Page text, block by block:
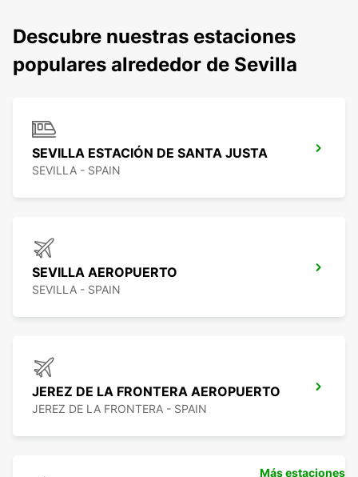
Descubre nuestras estaciones
populares alrededor de Sevilla
SEVILLA ESTACIÓN DE SANTA JUSTA
SEVILLA - SPAIN
SEVILLA AEROPUERTO
SEVILLA - SPAIN
JEREZ DE LA FRONTERA AEROPUERTO
JEREZ DE LA FRONTERA - SPAIN
Más estaciones